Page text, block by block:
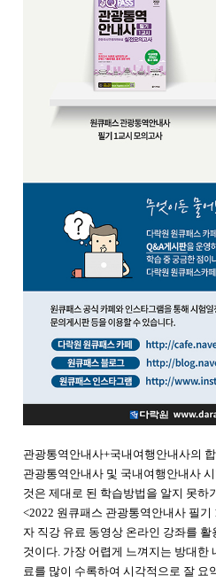
관광통역안내사+국내여행안내사의
관광통역안내사 및 국내여행안내사
것은 제대로 된 학습방법을 알지 못하
<2022 원큐패스 관광통역안내사 필
자 직강 유료 동영상 온라인 강좌를
것이다. 가장 어렵게 느껴지는 방대한
료를 많이 수록하여 시각적으로 잘 요